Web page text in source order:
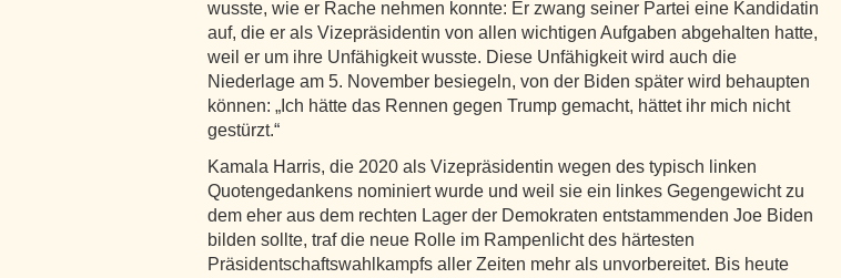
wusste, wie er Rache nehmen konnte: Er zwang seiner Partei eine Kandidatin
auf, die er als Vizepräsidentin von allen wichtigen Aufgaben abgehalten hatte,
weil er um ihre Unfähigkeit wusste. Diese Unfähigkeit wird auch die
Niederlage am 5. November besiegeln, von der Biden später wird behaupten
können: „Ich hätte das Rennen gegen Trump gemacht, hättet ihr mich nicht
gestürzt.“
Kamala Harris, die 2020 als Vizepräsidentin wegen des typisch linken
Quotengedankens nominiert wurde und weil sie ein linkes Gegengewicht zu
dem eher aus dem rechten Lager der Demokraten entstammenden Joe Biden
bilden sollte, traf die neue Rolle im Rampenlicht des härtesten
Präsidentschaftswahlkampfs aller Zeiten mehr als unvorbereitet. Bis heute